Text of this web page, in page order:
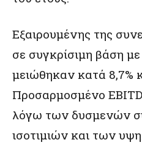
Εξαιρουμένης της
σε συγκρίσιμη βάση
μειώθηκαν κατά 8,7%
Προσαρμοσμένο
λόγω των δυσμενών
ισοτιμιών και των